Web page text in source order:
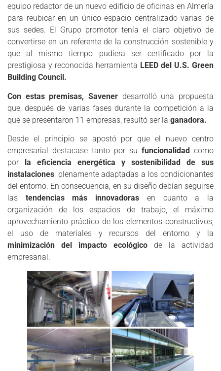
equipo redactor de un nuevo edificio de oficinas en Almería
para reubicar en un único espacio centralizado varias de
sus sedes. El Grupo promotor tenía el claro objetivo de
convertirse en un referente de la construcción sostenible y
que al mismo tiempo pudiera ser certificado por la
prestigiosa y reconocida herramienta LEED del U.S. Green
Building Council.
Con estas premisas, Savener desarrolló una propuesta
que, después de varias fases durante la competición a la
que se presentaron 11 empresas, resultó ser la ganadora.
Desde el principio se apostó por que el nuevo centro
empresarial destacase tanto por su funcionalidad como
por
la eficiencia energética y sostenibilidad de sus
instalaciones, plenamente adaptadas a los condicionantes
del entorno. En consecuencia, en su diseño debían seguirse
las tendencias más innovadoras en cuanto a la
organización de los espacios de trabajo, el máximo
aprovechamiento práctico de los elementos constructivos,
el uso de materiales y recursos del entorno y la
minimización del impacto ecológico de la actividad
empresarial.